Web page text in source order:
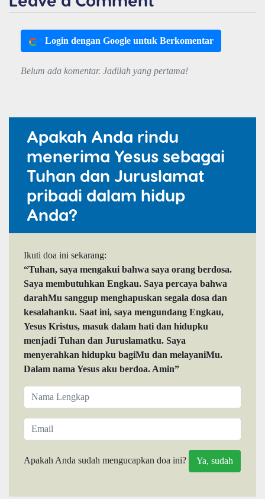
Login dengan Google untuk Berkomentar
Belum ada komentar. Jadilah yang pertama!
Apakah Anda rindu
menerima Yesus sebagai
Tuhan dan Juruslamat
pribadi dalam hidup
Anda?
Ikuti doa ini sekarang:
“Tuhan, saya mengakui bahwa saya orang berdosa.
Saya membutuhkan Engkau. Saya percaya bahwa
darahMu sanggup menghapuskan segala dosa dan
kesalahanku. Saat ini, saya mengundang Engkau,
Yesus Kristus, masuk dalam hati dan hidupku
menjadi Tuhan dan Juruslamatku. Saya
menyerahkan hidupku bagiMu dan melayaniMu.
Dalam nama Yesus aku berdoa. Amin”
Apakah Anda sudah mengucapkan doa ini?